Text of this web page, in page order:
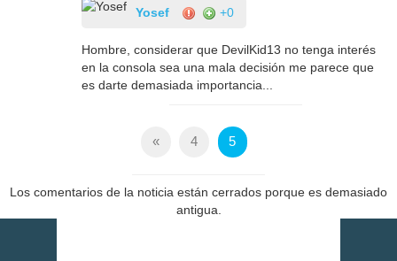
Yosef +0
Hombre, considerar que DevilKid13 no tenga interés
en la consola sea una mala decisión me parece que
es darte demasiada importancia...
« 4 5
Los comentarios de la noticia están cerrados porque es demasiado
antigua.